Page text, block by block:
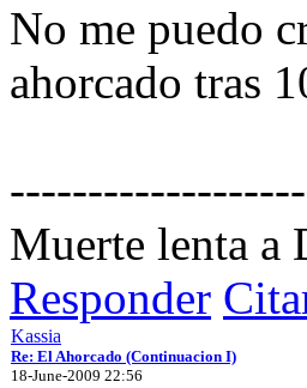
No me puedo
ahorcado tras
Muerte lenta a
Responder
Kassia
Re: El Ahorcado (Continuacion I)
18-June-2009 22:56